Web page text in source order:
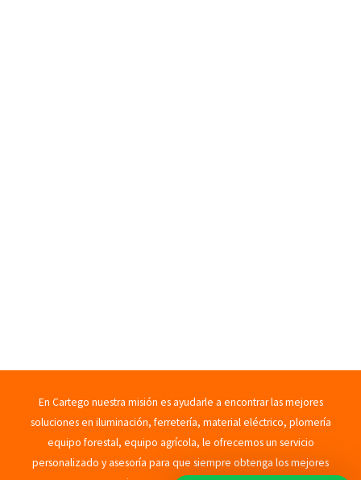
En Cartego nuestra misión es ayudarle a encontrar las mejores
soluciones en iluminación, ferretería, material eléctrico, plomería
equipo forestal, equipo agrícola, le ofrecemos un servicio
personalizado y asesoría para que siempre obtenga los mejores